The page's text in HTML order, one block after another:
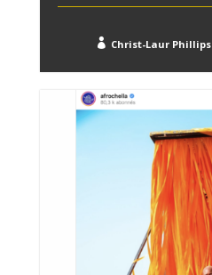
 Christ-Laur Phillips